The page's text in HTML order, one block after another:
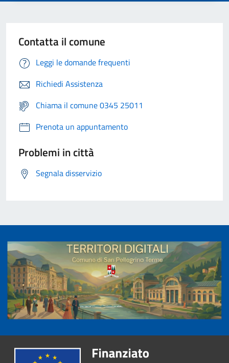
Contatta il comune
Leggi le domande frequenti
Richiedi Assistenza
Chiama il comune 0345 25011
Prenota un appuntamento
Problemi in città
Segnala disservizio